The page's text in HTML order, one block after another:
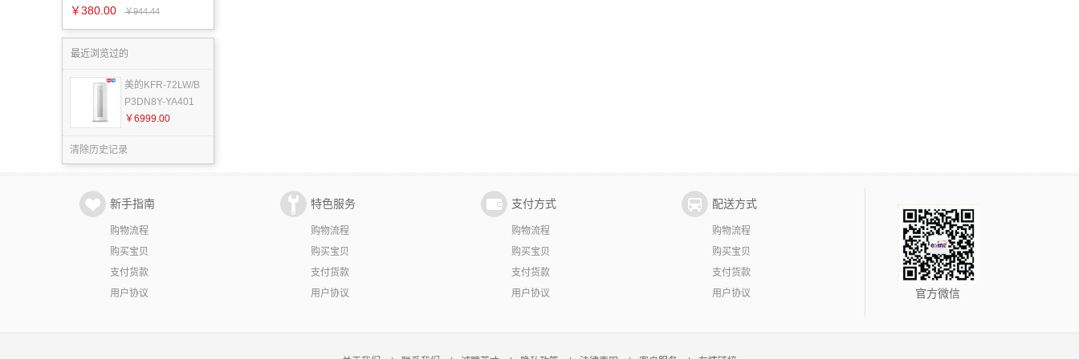
￥380.00 ￥944.44
最近浏览过的
美的KFR-72LW/B
P3DN8Y-YA401
（1
￥6999.00
清除历史记录
新手指南
购物流程
购买宝贝
支付货款
用户协议
特色服务
购物流程
购买宝贝
支付货款
用户协议
支付方式
购物流程
购买宝贝
支付货款
用户协议
配送方式
购物流程
购买宝贝
支付货款
用户协议
官方微信